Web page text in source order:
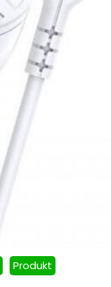
Produkt